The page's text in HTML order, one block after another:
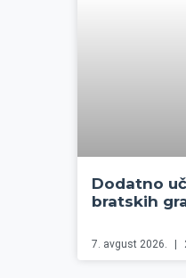
Dodatno
bratskih
7. avgust 2026.